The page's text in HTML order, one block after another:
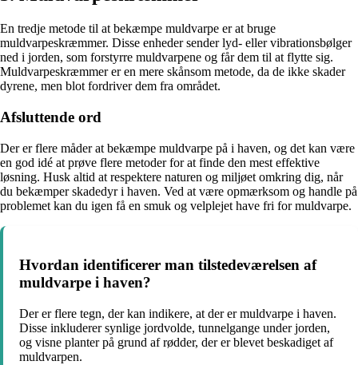
En tredje metode til at bekæmpe muldvarpe er at bruge
muldvarpeskræmmer. Disse enheder sender lyd- eller vibrationsbølger
ned i jorden, som forstyrre muldvarpene og får dem til at flytte sig.
Muldvarpeskræmmer er en mere skånsom metode, da de ikke skader
dyrene, men blot fordriver dem fra området.
Afsluttende ord
Der er flere måder at bekæmpe muldvarpe på i haven, og det kan være
en god idé at prøve flere metoder for at finde den mest effektive
løsning. Husk altid at respektere naturen og miljøet omkring dig, når
du bekæmper skadedyr i haven. Ved at være opmærksom og handle på
problemet kan du igen få en smuk og velplejet have fri for muldvarpe.
Hvordan identificerer man tilstedeværelsen af
muldvarpe i haven?
Der er flere tegn, der kan indikere, at der er muldvarpe i haven.
Disse inkluderer synlige jordvolde, tunnelgange under jorden,
og visne planter på grund af rødder, der er blevet beskadiget af
muldvarpen.